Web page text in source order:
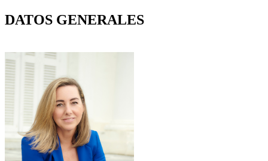
DATOS GENERALES